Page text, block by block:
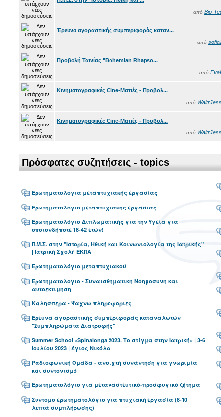
από Bio-
Έρευνα αγοραστικής συμπεριφοράς καταν...
από
Προβολή Ταινίας "Bohemian Rhapso...
από
Κινηματογραφικές Cine-Ματιές - Προβολ...
από
Κινηματογραφικές Cine-Ματιές - Προβολ...
από
Πρόσφατες συζητήσεις - topics
Ερωτηματολογια μεταπτυχιακής εργασίας
Ερωτηματολογιο μεταπτυχιακης εργασιας
Ερωτηματολόγιο Διπλωματικής για την Υγεία για
οποιονδήποτε 18-42 ετών!
Π.Μ.Σ. στην "Ιστορία, Ηθική και Κοινωνιολογία της Ιατρικής"
| Ιατρική Σχολή ΕΚΠΑ
Ερωτηματολόγιο μεταπτυχιακού
Ερωτηματολογιο - Συναισθηματικη Νοημοσυνη και
αυτοεκτιμηση
Καλησπερα - Ψαχνω πληροφοριες
Έρευνα αγοραστικής συμπεριφοράς καταναλωτών
"Συμπληρώματα Διατροφής"
Summer School «Spinalonga 2023. Το στίγμα στην Ιατρική» | 3-6
Ιουλίου 2023 | Άγιος Νικόλα
Ραδιοφωνική Ομάδα - ανοιχτή συνάντηση για γνωριμία
και συντονισμό
Ερωτηματολόγιο για μεταναστευτικό-προσφυγικό ζήτημα
Σύντομο ερωτηματολόγιο για πτυχιακή εργασία (8-10
λεπτά συμπλήρωσης)